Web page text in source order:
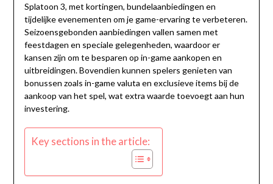
Splatoon 3, met kortingen, bundelaanbiedingen en
tijdelijke evenementen om je game-ervaring te verbeteren.
Seizoensgebonden aanbiedingen vallen samen met
feestdagen en speciale gelegenheden, waardoor er
kansen zijn om te besparen op in-game aankopen en
uitbreidingen. Bovendien kunnen spelers genieten van
bonussen zoals in-game valuta en exclusieve items bij de
aankoop van het spel, wat extra waarde toevoegt aan hun
investering.
Key sections in the article: